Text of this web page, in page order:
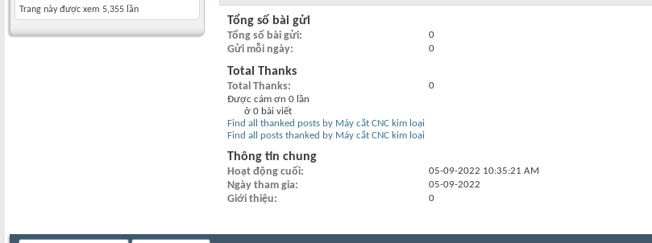
Trang này được xem 5,355 lần
Tổng số bài gửi
Tổng số bài gửi 0
Gửi mỗi ngày 0
Total Thanks
Total Thanks
0
Được cám ơn 0 lần
ở 0 bài viết
Find all thanked posts by Máy cắt CNC kim loại
Find all posts thanked by Máy cắt CNC kim loại
Thông tin chung
Hoạt động cuối 05-09-2022 10:35:21 AM
Ngày tham gia 05-09-2022
Giới thiệu 0